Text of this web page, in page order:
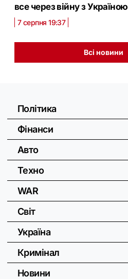
все через війну з Україною
7 серпня 19:37
Всі новини
Політика
Фінанси
Авто
Техно
WAR
Світ
Україна
Кримінал
Новини